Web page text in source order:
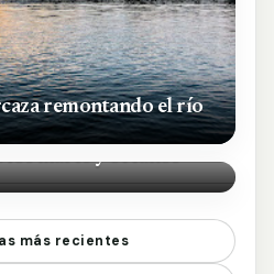
remontando el río
más recientes